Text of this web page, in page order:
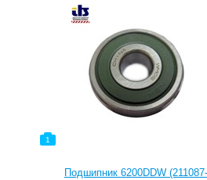
1
Подшипник 6200DDW